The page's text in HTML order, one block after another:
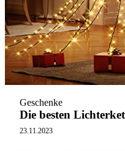
Geschenke
Die besten
23.11.2023